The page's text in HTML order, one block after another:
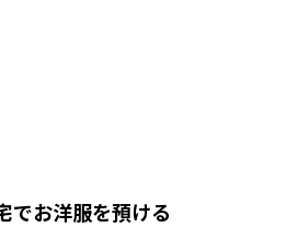
でお洋服を預ける